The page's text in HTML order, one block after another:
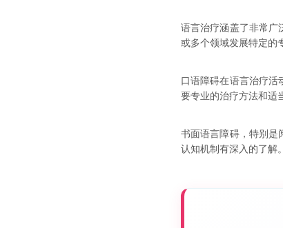
语言治疗涵盖了非常广
或多个领域发展特定的
口语障碍在语言治疗
要专业的治疗方法和适
书面语言障碍，特别是
认知机制有深入的了解。